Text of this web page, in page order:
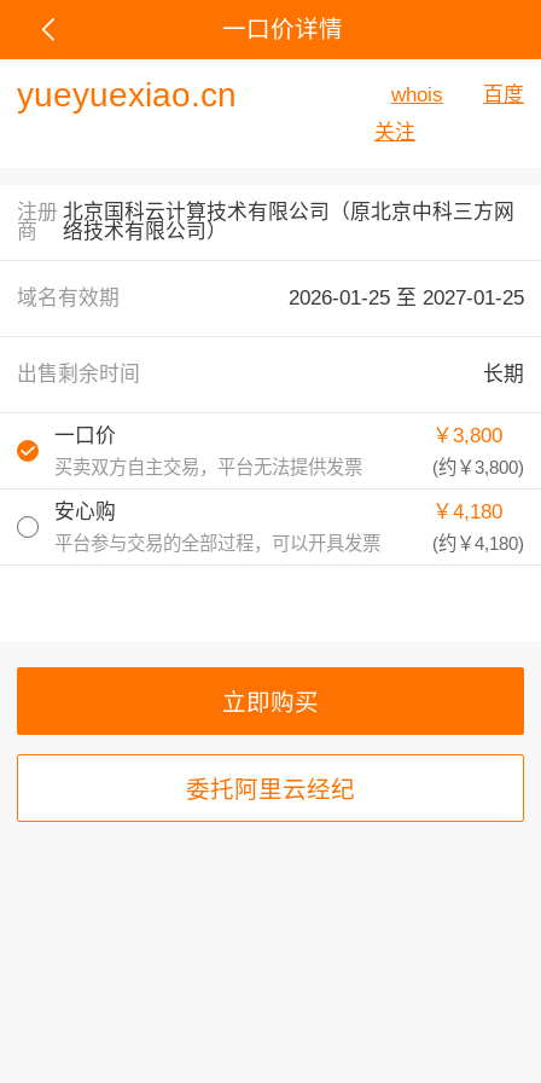
一口价详情
yueyuexiao.cn whois
百度
关注
注册
商
北京国科云计算技术有限公司（原北京中科三方网
络技术有限公司）
域名有效期 2026-01-25 至 2027-01-25
出售剩余时间 长期
一口价
买卖双方自主交易，平台无法提供发票
￥3,800
(约￥3,800)
安心购
平台参与交易的全部过程，可以开具发票
￥4,180
(约￥4,180)
委托阿里云经纪